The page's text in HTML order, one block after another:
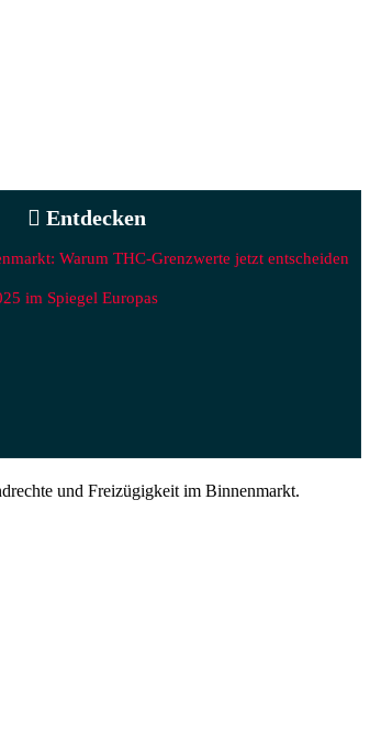
Entdecken
Warum THC‑Grenzwerte jetzt entscheiden
im Spiegel Europas
und Freizügigkeit im Binnenmarkt.